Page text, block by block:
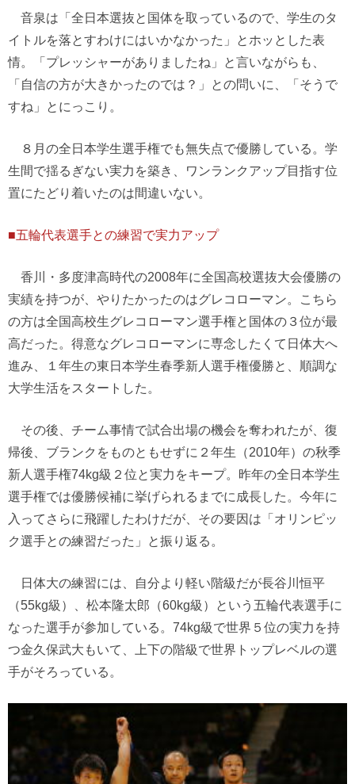
音泉は「全日本選抜と国体を取っているので、学生のタ
イトルを落とすわけにはいかなかった」とホッとした表
情。「プレッシャーがありましたね」と言いながらも、
「自信の方が大きかったのでは？」との問いに、「そうで
すね」とにっこり。
８月の全日本学生選手権でも無失点で優勝している。学
生間で揺るぎない実力を築き、ワンランクアップ目指す位
置にたどり着いたのは間違いない。
■五輪代表選手との練習で実力アップ
香川・多度津高時代の2008年に全国高校選抜大会優勝の
実績を持つが、やりたかったのはグレコローマン。こちら
の方は全国高校生グレコローマン選手権と国体の３位が最
高だった。得意なグレコローマンに専念したくて日体大へ
進み、１年生の東日本学生春季新人選手権優勝と、順調な
大学生活をスタートした。
その後、チーム事情で試合出場の機会を奪われたが、復
帰後、ブランクをものともせずに２年生（2010年）の秋季
新人選手権74kg級２位と実力をキープ。昨年の全日本学生
選手権では優勝候補に挙げられるまでに成長した。今年に
入ってさらに飛躍したわけだが、その要因は「オリンピッ
ク選手との練習だった」と振り返る。
日体大の練習には、自分より軽い階級だが長谷川恒平
（55kg級）、松本隆太郎（60kg級）という五輪代表選手に
なった選手が参加している。74kg級で世界５位の実力を持
つ金久保武大もいて、上下の階級で世界トップレベルの選
手がそろっている。